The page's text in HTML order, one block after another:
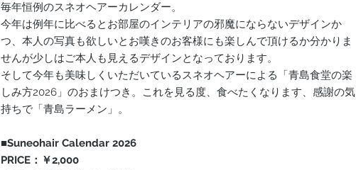
毎年恒例のスネオヘアーカレンダー。
今年は例年に比べるとお部屋のインテリアの邪魔にならないデザインか
つ、本人の写真も欲しいとお嘆きのお客様にも楽しんで頂けるか分かりま
せんが少しはご本人も見えるデザインとなっております。
そして今年も美味しくいただいているスネオヘアーによる「青島食堂の楽
しみ方2026」のおまけつき。これを見る度、食べたくなります、感謝の気
持ちで「青島ラーメン」。
■Suneohair Calendar 2026
PRICE：￥2,000